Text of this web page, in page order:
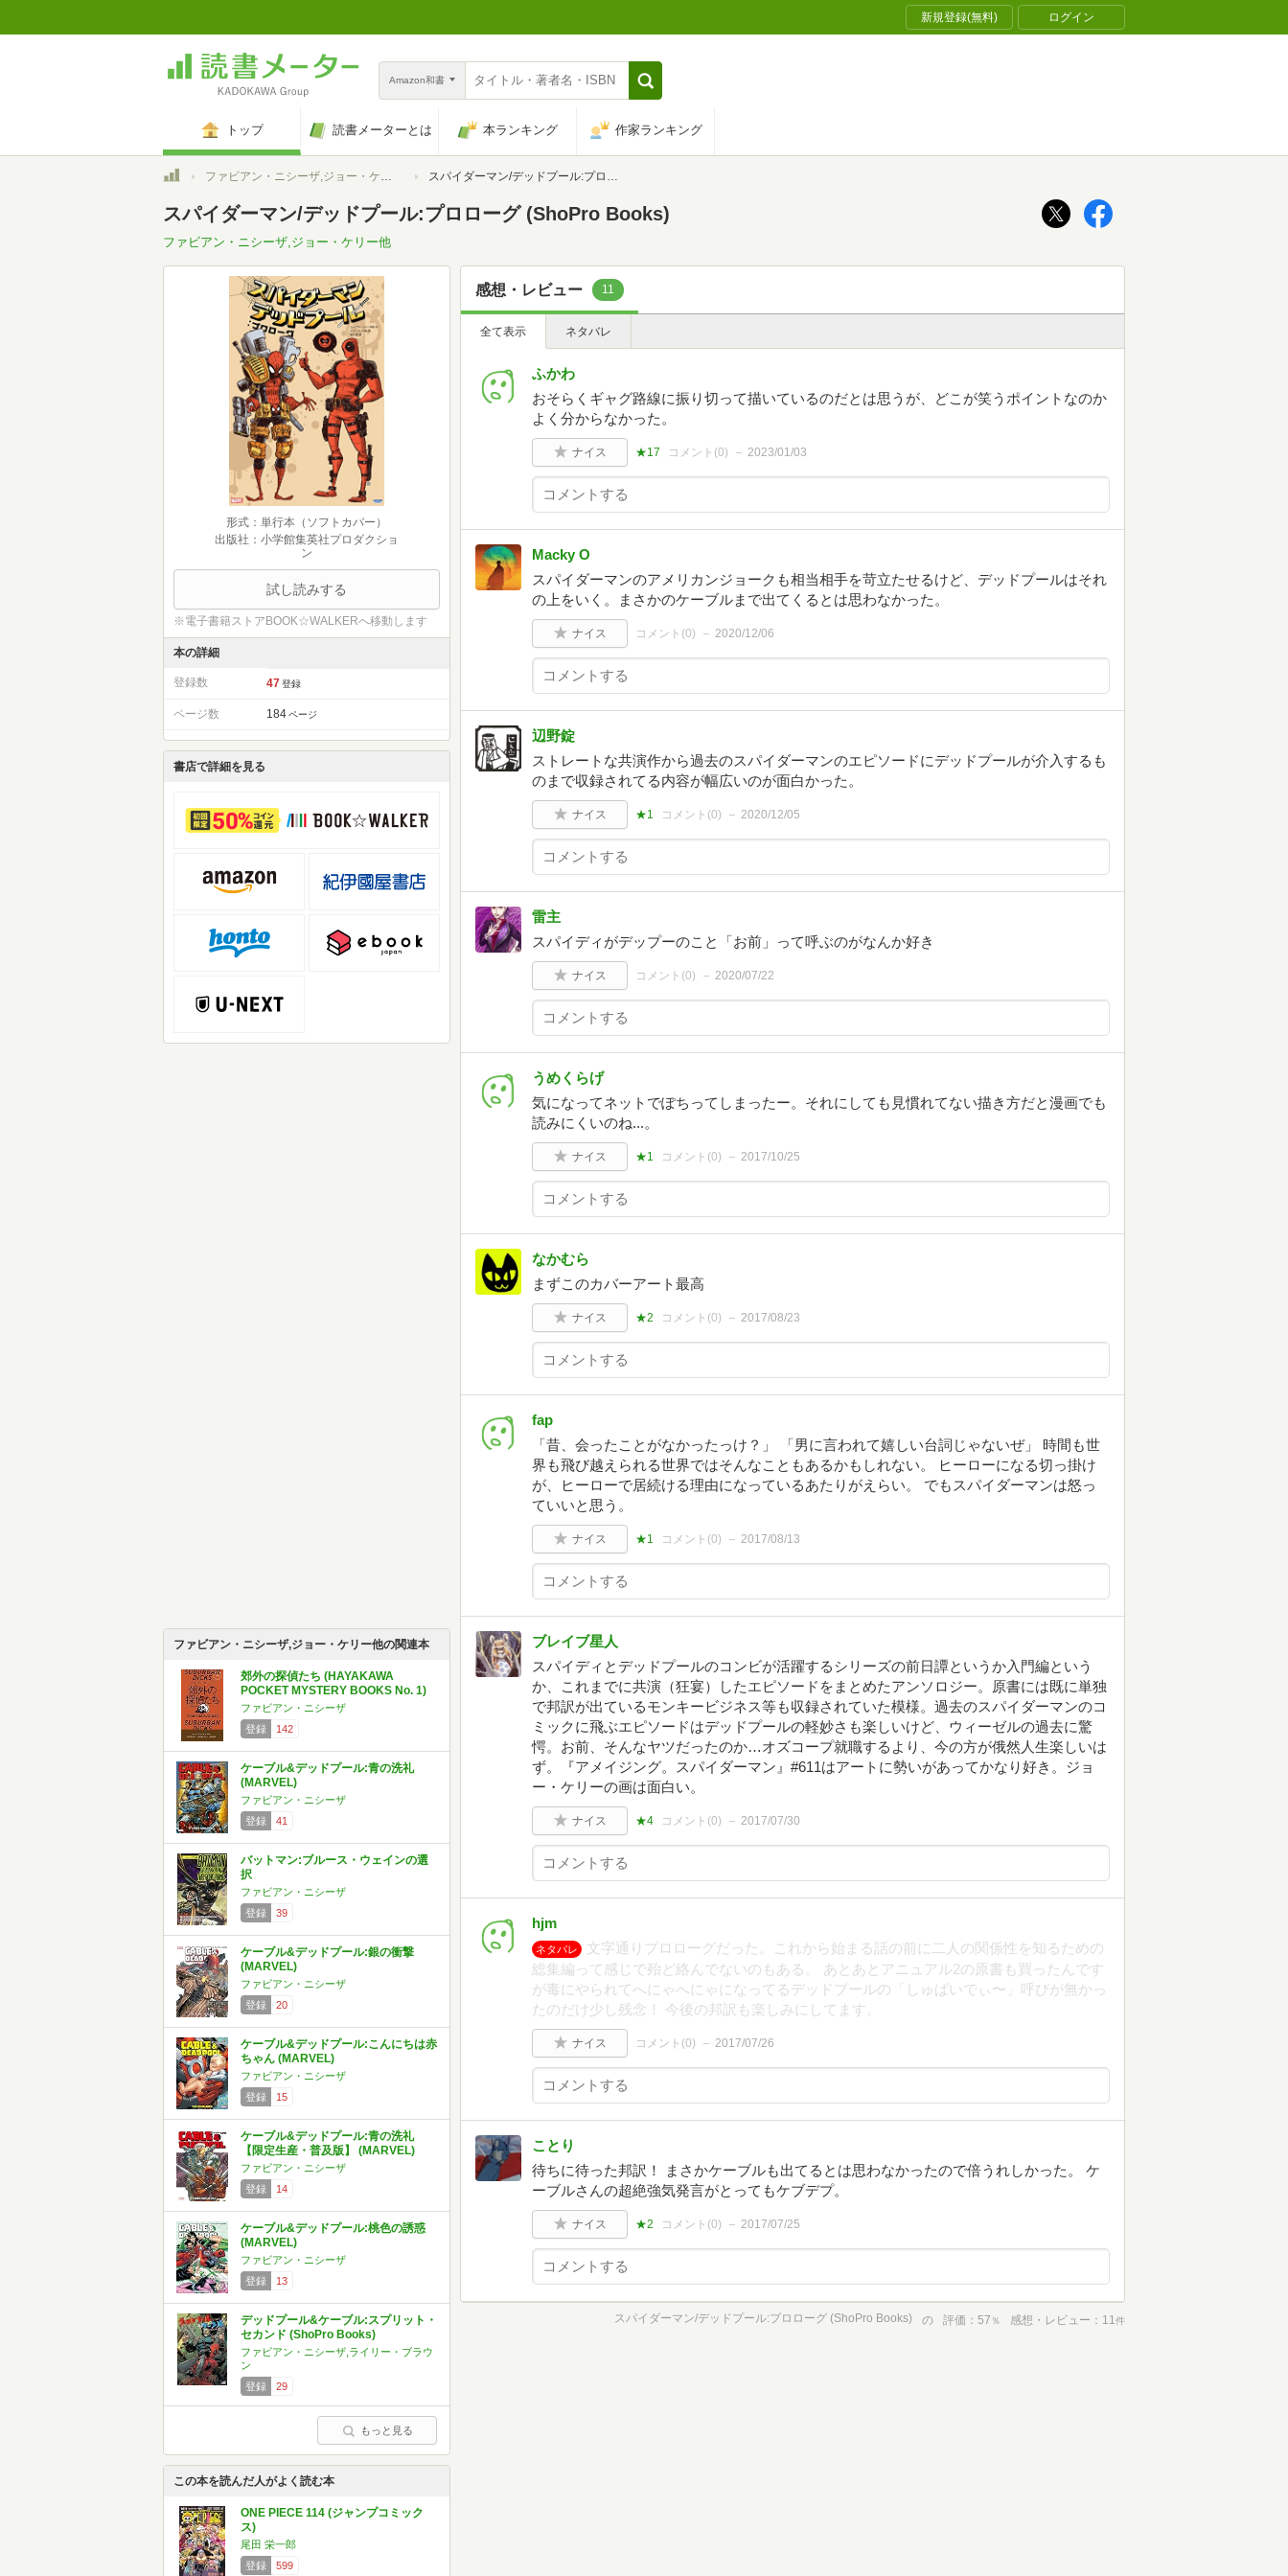
新規登録(無料) ログイン
Amazon和書
トップ 読書メーターとは 本ランキング 作家ランキング
トップファビアン・ニシーザ,ジョー・ケリー他 スパイダーマン/デッドプール:プロローグ (ShoPro Books)
スパイダーマン/デッドプール:プロローグ (ShoPro Books)
ファビアン・ニシーザ,ジョー・ケリー他
形式：単行本（ソフトカバー）
出版社：小学館集英社プロダクショ
ン
試し読みする
※電子書籍ストアBOOK☆WALKERへ移動します
本の詳細
登録数 47 登録
ページ数 184 ページ
書店で詳細を見る
ファビアン・ニシーザ,ジョー・ケリー他の関連本
郊外の探偵たち (HAYAKAWA
POCKET MYSTERY BOOKS No. 1)
ファビアン・ニシーザ
登録
142
ケーブル&デッドプール:青の洗礼
(MARVEL)
ファビアン・ニシーザ
登録
41
バットマン:ブルース・ウェインの選
択
ファビアン・ニシーザ
登録
39
ケーブル&デッドプール:銀の衝撃
(MARVEL)
ファビアン・ニシーザ
登録
20
ケーブル&デッドプール:こんにちは赤
ちゃん (MARVEL)
ファビアン・ニシーザ
登録
15
ケーブル&デッドプール:青の洗礼
【限定生産・普及版】 (MARVEL)
ファビアン・ニシーザ
登録
14
ケーブル&デッドプール:桃色の誘惑
(MARVEL)
ファビアン・ニシーザ
登録
13
デッドプール&ケーブル:スプリット・
セカンド (ShoPro Books)
ファビアン・ニシーザ,ライリー・ブラウ
ン
登録
29
もっと見る
この本を読んだ人がよく読む本
ONE PIECE 114 (ジャンプコミック
ス)
尾田 栄一郎
登録
599
感想・レビュー 11
全て表示 ネタバレ
ふかわ
おそらくギャグ路線に振り切って描いているのだとは思うが、どこが笑うポイントなのか
よく分からなかった。
ナイス ★17 コメント(0) 2023/01/03
Macky O
スパイダーマンのアメリカンジョークも相当相手を苛立たせるけど、デッドプールはそれ
の上をいく。まさかのケーブルまで出てくるとは思わなかった。
ナイス コメント(0) 2020/12/06
辺野錠
ストレートな共演作から過去のスパイダーマンのエピソードにデッドプールが介入するも
のまで収録されてる内容が幅広いのが面白かった。
ナイス ★1 コメント(0) 2020/12/05
雷主
スパイディがデップーのこと「お前」って呼ぶのがなんか好き
ナイス コメント(0) 2020/07/22
うめくらげ
気になってネットでぽちってしまったー。それにしても見慣れてない描き方だと漫画でも
読みにくいのね...。
ナイス ★1 コメント(0) 2017/10/25
なかむら
まずこのカバーアート最高
ナイス ★2 コメント(0) 2017/08/23
fap
「昔、会ったことがなかったっけ？」 「男に言われて嬉しい台詞じゃないぜ」 時間も世
界も飛び越えられる世界ではそんなこともあるかもしれない。 ヒーローになる切っ掛け
が、ヒーローで居続ける理由になっているあたりがえらい。 でもスパイダーマンは怒っ
ていいと思う。
ナイス ★1 コメント(0) 2017/08/13
ブレイブ星人
スパイディとデッドプールのコンビが活躍するシリーズの前日譚というか入門編という
か、これまでに共演（狂宴）したエピソードをまとめたアンソロジー。原書には既に単独
で邦訳が出ているモンキービジネス等も収録されていた模様。過去のスパイダーマンのコ
ミックに飛ぶエピソードはデッドプールの軽妙さも楽しいけど、ウィーゼルの過去に驚
愕。お前、そんなヤツだったのか…オズコープ就職するより、今の方が俄然人生楽しいは
ず。『アメイジング。スパイダーマン』#611はアートに勢いがあってかなり好き。ジョ
ー・ケリーの画は面白い。
ナイス ★4 コメント(0) 2017/07/30
hjm
ネタバレ
文字通りプロローグだった。これから始まる話の前に二人の関係性を知るための
総集編って感じで殆ど絡んでないのもある。 あとあとアニュアル2の原書も買ったんです
が毒にやられてへにゃへにゃになってるデッドプールの「しゅぱいでぃ〜」呼びが無かっ
たのだけ少し残念！ 今後の邦訳も楽しみにしてます。
ナイス コメント(0) 2017/07/26
ことり
待ちに待った邦訳！ まさかケーブルも出てるとは思わなかったので倍うれしかった。 ケ
ーブルさんの超絶強気発言がとってもケブデプ。
ナイス ★2 コメント(0) 2017/07/25
スパイダーマン/デッドプール:プロローグ (ShoPro Books) の 評価 57 ％ 感想・レビュー 11件